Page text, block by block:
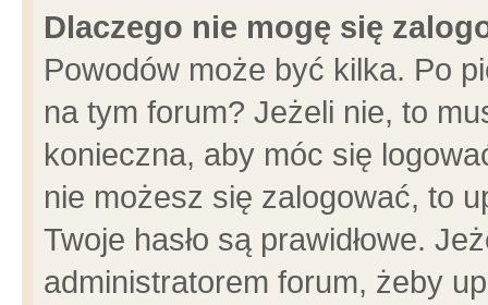
Dlaczego nie mogę się
Powodów może być kilka. Po
na tym forum? Jeżeli nie, to
konieczna, aby móc się
nie możesz się zalogować, to
Twoje hasło są prawidłowe.
administratorem forum, żeby